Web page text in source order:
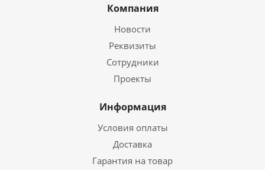
Компания
Новости
Реквизиты
Сотрудники
Проекты
Информация
Условия оплаты
Доставка
Гарантия на товар